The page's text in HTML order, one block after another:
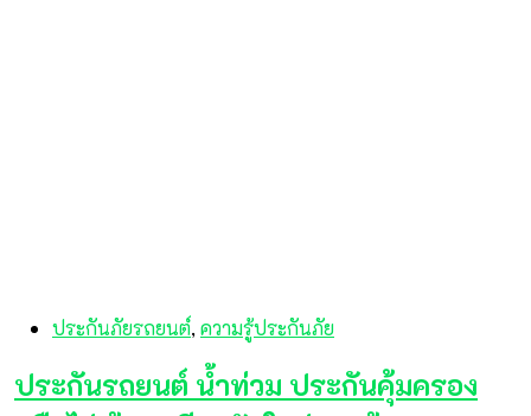
ประกันภัยรถยนต์, ความรู้ประกันภัย
ประกันรถยนต์ น้ำท่วม ประกันคุ้มครอง